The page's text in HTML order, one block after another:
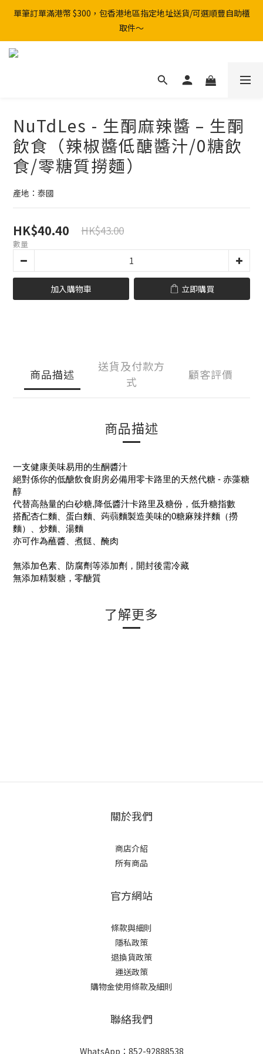
單筆訂單滿港幣 $300，包香港地區指定地址送貨/可選順豐自助櫃
取件～
NuTdLes - 生酮麻辣醬 – 生酮
飲食（辣椒醬低醣醬汁/0糖飲
食/零糖質撈麵）
產地：泰國
HK$40.40 HK$43.00
數量
加入購物車 立即購買
商品描述
送貨及付款方
式
顧客評價
商品描述
一支健康美味易用的生酮醬汁
​絕對係你的低醣飲食廚房必備​​用零卡路里的天然代糖 - 赤藻糖
醇
代替高熱量的白砂糖,降低醬汁卡路里及糖份，低升糖指數
搭配杏仁麵、蛋白麵、蒟蒻麵製造美味的0糖麻辣拌麵（撈
麵）、炒麵、湯麵
亦可作為蘸醬、煮餸、醃肉
無添加色素、防腐劑等添加劑，開封後需冷藏
無添加精製糖，零醣質
了解更多
關於我們
商店介紹
所有商品
官方網站
條款與細則
隱私政策
退換貨政策
運送政策
購物金使用條款及細則
聯絡我們
WhatsApp： 852-92888538